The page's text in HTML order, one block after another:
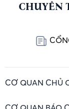
CHUYÊN
CƠ QUAN CHỦ